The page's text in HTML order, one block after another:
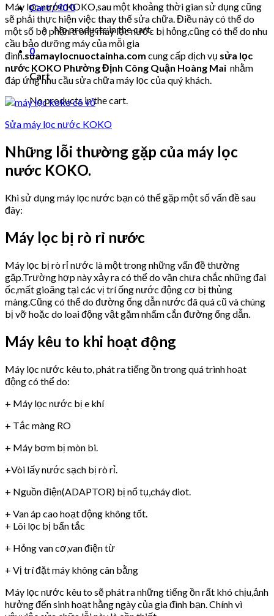
Cart /₫00
No products in the cart.
0
Cart
No products in the cart.
Máy lọc nước KOKO,sau một khoảng thời gian sử dụng cũng
sẽ phải thực hiện việc thay thế sửa chữa. Điều này có thể do
một số bộ phận trong máy lọc nước bị hỏng,cũng có thể do nhu
cầu bảo dưỡng máy của mỗi gia
đình.suamaylocnuoctainha.com cung cấp dịch vụ sửa lọc
nước KOKO Phường Định Công Quận Hoàng Mai nhằm
đáp ứng nhu cầu sửa chữa máy lọc của quý khách.
Sửa máy lọc nước KOKO
Những lỗi thường gặp của máy lọc
nước KOKO.
Khi sử dụng máy lọc nước bạn có thể gặp một số vấn đề sau
đây:
Máy lọc bị rò rỉ nước
Máy lọc bị rò rỉ nước là một trong những vấn đề thường
gặp.Trường hợp này xảy ra có thể do vặn chưa chắc những đai
ốc,mất gioăng tại các vị trí ống nước động cơ bị thủng
màng.Cũng có thể do đường ống dẫn nước đã quá cũ và chúng
bị vỡ hoặc do loai động vật gặm nhấm cắn đường ống dẫn.
Máy kêu to khi hoạt động
Máy lọc nước kêu to, phát ra tiếng ồn trong quá trình hoạt
động có thể do:
+ Máy lọc nước bị e khí
+ Tắc màng RO
+ Máy bơm bị mòn bi.
+Vòi lấy nước sạch bị rò rỉ.
+ Nguồn điện(ADAPTOR) bị nổ tụ,cháy diot.
+ Van áp cao hoạt động không tốt.
+ Lõi lọc bị bẩn tắc
+ Hỏng van cơ,van điện từ
+ Vị trí đặt máy không cân bằng
Máy lọc nước kêu to sẽ phát ra những tiếng ồn rất khó chịu,ảnh
hưởng đến sinh hoạt hằng ngày của gia đình bạn. Chính vì